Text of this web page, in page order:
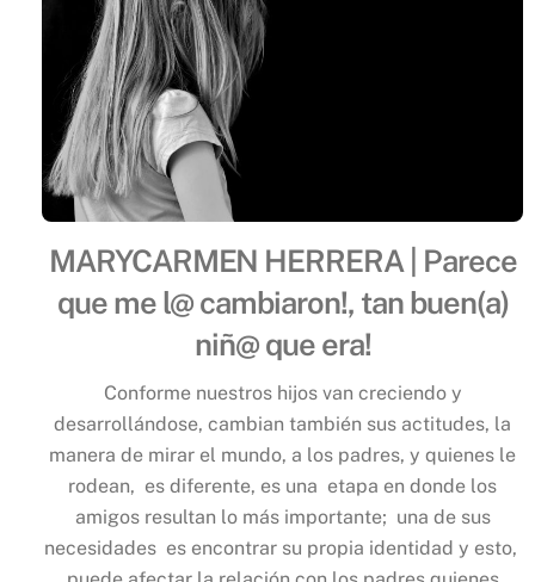
MARYCARMEN HERRERA | Parece
que me l@ cambiaron!, tan buen(a)
niñ@ que era!
Conforme nuestros hijos van creciendo y
desarrollándose, cambian también sus actitudes, la
manera de mirar el mundo, a los padres, y quienes le
rodean, es diferente, es una etapa en donde los
amigos resultan lo más importante; una de sus
necesidades es encontrar su propia identidad y esto,